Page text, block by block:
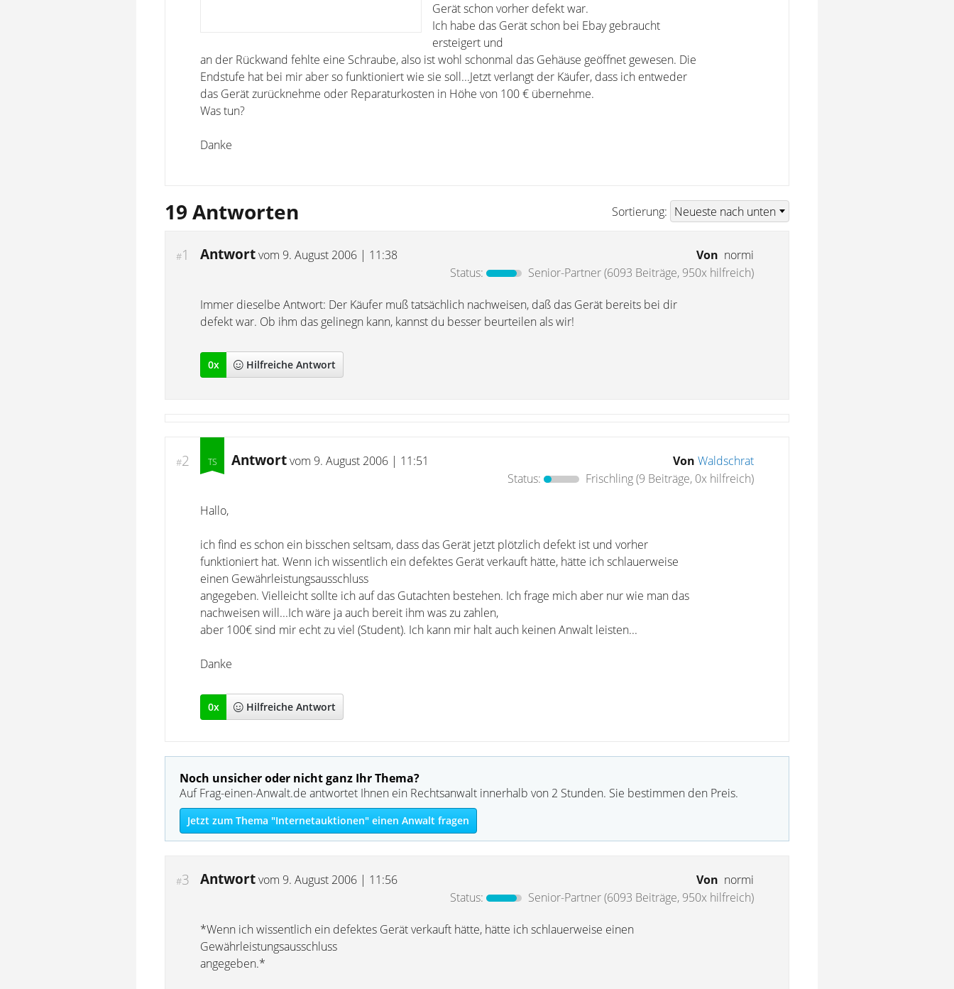
Gerät schon vorher defekt war.
Ich habe das Gerät schon bei Ebay gebraucht
ersteigert und
an der Rückwand fehlte eine Schraube, also ist wohl schonmal das Gehäuse geöffnet gewesen. Die
Endstufe hat bei mir aber so funktioniert wie sie soll...Jetzt verlangt der Käufer, dass ich entweder
das Gerät zurücknehme oder Reparaturkosten in Höhe von 100 € übernehme.
Was tun?
Danke
19 Antworten Sortierung:
#1 Antwortvom 9. August 2006 | 11:38 Von normi
Status:
Senior-Partner(6093 Beiträge, 950x hilfreich)
Immer dieselbe Antwort: Der Käufer muß tatsächlich nachweisen, daß das Gerät bereits bei dir
defekt war. Ob ihm das gelinegn kann, kannst du besser beurteilen als wir!
0x Hilfreiche Antwort
#2 Antwortvom 9. August 2006 | 11:51 Von Waldschrat
Status:
Frischling(9 Beiträge, 0x hilfreich)
Hallo,
ich find es schon ein bisschen seltsam, dass das Gerät jetzt plötzlich defekt ist und vorher
funktioniert hat. Wenn ich wissentlich ein defektes Gerät verkauft hätte, hätte ich schlauerweise
einen Gewährleistungsausschluss
angegeben. Vielleicht sollte ich auf das Gutachten bestehen. Ich frage mich aber nur wie man das
nachweisen will...Ich wäre ja auch bereit ihm was zu zahlen,
aber 100€ sind mir echt zu viel (Student). Ich kann mir halt auch keinen Anwalt leisten...
Danke
0x Hilfreiche Antwort
Noch unsicher oder nicht ganz Ihr Thema?
Auf Frag-einen-Anwalt.de antwortet Ihnen ein Rechtsanwalt innerhalb von 2 Stunden. Sie bestimmen den Preis.
Jetzt zum Thema "Internetauktionen" einen Anwalt fragen
#3 Antwortvom 9. August 2006 | 11:56 Von normi
Status:
Senior-Partner(6093 Beiträge, 950x hilfreich)
*Wenn ich wissentlich ein defektes Gerät verkauft hätte, hätte ich schlauerweise einen
Gewährleistungsausschluss
angegeben.*